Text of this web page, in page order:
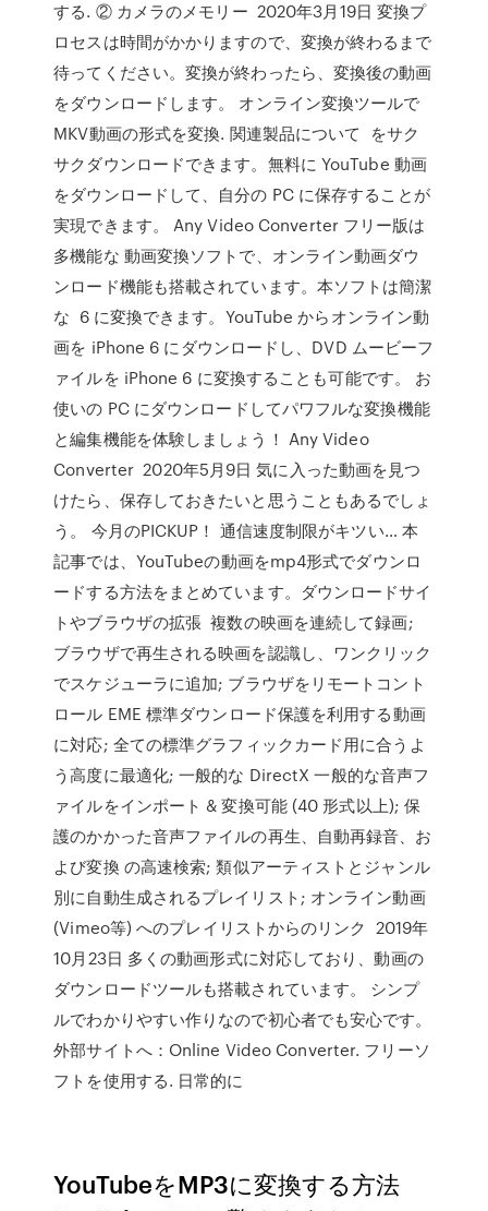
する. ② カメラのメモリー 2020年3月19日 変換プ
ロセスは時間がかかりますので、変換が終わるまで
待ってください。変換が終わったら、変換後の動画
をダウンロードします。 オンライン変換ツールで
MKV動画の形式を変換. 関連製品について をサク
サクダウンロードできます。無料に YouTube 動画
をダウンロードして、自分の PC に保存することが
実現できます。 Any Video Converter フリー版は
多機能な 動画変換ソフトで、オンライン動画ダウ
ンロード機能も搭載されています。本ソフトは簡潔
な 6 に変換できます。YouTube からオンライン動
画を iPhone 6 にダウンロードし、DVD ムービーフ
ァイルを iPhone 6 に変換することも可能です。 お
使いの PC にダウンロードしてパワフルな変換機能
と編集機能を体験しましょう！ Any Video
Converter 2020年5月9日 気に入った動画を見つ
けたら、保存しておきたいと思うこともあるでしょ
う。 今月のPICKUP！ 通信速度制限がキツい… 本
記事では、YouTubeの動画をmp4形式でダウンロ
ードする方法をまとめています。ダウンロードサイ
トやブラウザの拡張 複数の映画を連続して録画;
ブラウザで再生される映画を認識し、ワンクリック
でスケジューラに追加; ブラウザをリモートコント
ロール EME 標準ダウンロード保護を利用する動画
に対応; 全ての標準グラフィックカード用に合うよ
う高度に最適化; 一般的な DirectX 一般的な音声フ
ァイルをインポート & 変換可能 (40 形式以上); 保
護のかかった音声ファイルの再生、自動再録音、お
よび変換 の高速検索; 類似アーティストとジャンル
別に自動生成されるプレイリスト; オンライン動画
(Vimeo等) へのプレイリストからのリンク 2019年
10月23日 多くの動画形式に対応しており、動画の
ダウンロードツールも搭載されています。 シンプ
ルでわかりやすい作りなので初心者でも安心です。
外部サイトへ：Online Video Converter. フリーソ
フトを使用する. 日常的に
YouTubeをMP3に変換する方法